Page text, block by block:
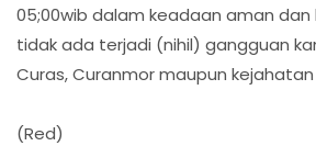
05;00wib dalam keadaan aman
tidak ada terjadi (nihil) gangguan
Curas, Curanmor maupun kejahatan
(Red)